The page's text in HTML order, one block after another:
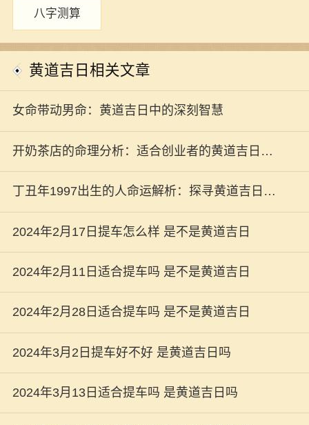
八字测算
黄道吉日相关文章
女命带动男命：黄道吉日中的深刻智慧
开奶茶店的命理分析：适合创业者的黄道吉日与
经营秘诀
丁丑年1997出生的人命运解析：探寻黄道吉日与
真实自我之路
2024年2月17日提车怎么样 是不是黄道吉日
2024年2月11日适合提车吗 是不是黄道吉日
2024年2月28日适合提车吗 是不是黄道吉日
2024年3月2日提车好不好 是黄道吉日吗
2024年3月13日适合提车吗 是黄道吉日吗